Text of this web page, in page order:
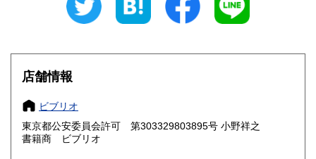
660円 三重県
滋賀県 660円 京都府 660円
大阪府
奈良県
鳥取県
店舗情報
ビブリオ
東京都公安委員会許可 第303329803895号 小野祥之
書籍商 ビブリオ